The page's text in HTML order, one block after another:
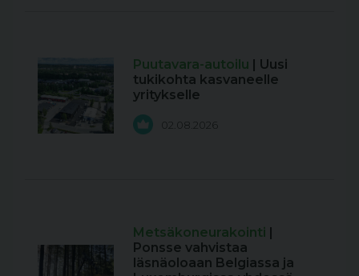
Puutavara-autoilu
| Uusi
tukikohta kasvaneelle
yritykselle
02.08.2026
Metsäkoneurakointi
Ponsse vahvistaa
läsnäoloaan Belgiassa ja